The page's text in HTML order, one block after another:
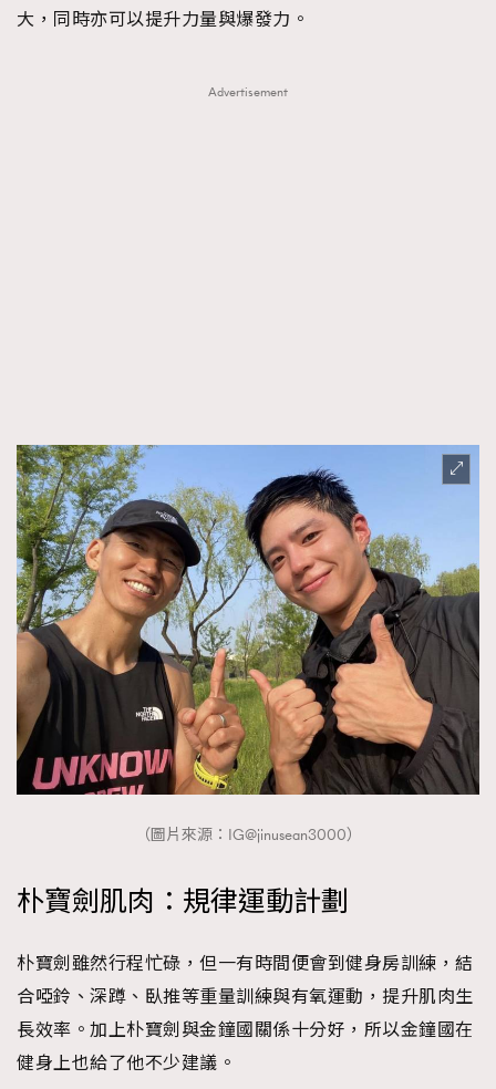
大，同時亦可以提升力量與爆發力。
Advertisement
（圖片來源：IG@jinusean3000）
朴寶劍肌肉：規律運動計劃
朴寶劍雖然行程忙碌，但一有時間便會到健身房訓練，結
合啞鈴、深蹲、臥推等重量訓練與有氧運動，提升肌肉生
長效率。加上朴寶劍與金鐘國關係十分好，所以金鐘國在
健身上也給了他不少建議。